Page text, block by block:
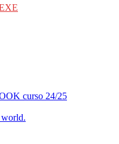
curso 24/25
world.